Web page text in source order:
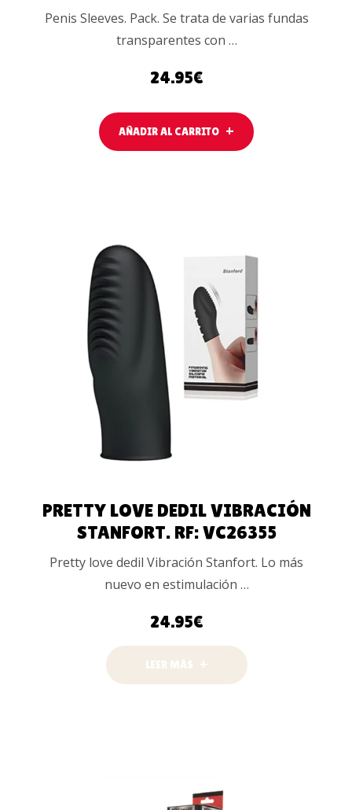
Penis Sleeves. Pack. Se trata de varias fundas
transparentes con …
24.95€
AÑADIR AL CARRITO
LEER MÁS
PRETTY LOVE DEDIL VIBRACIÓN
STANFORT. RF: VC26355
Pretty love dedil Vibración Stanfort. Lo más
nuevo en estimulación …
24.95€
LEER MÁS